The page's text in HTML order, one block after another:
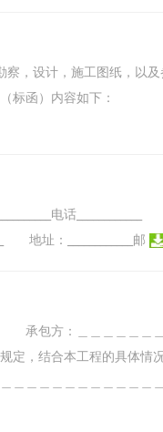
察，设计，施工图纸，以
标函）内容如下：
电话
地址：____________邮
包方：＿＿＿＿＿＿＿
，结合本工程的具体情
＿＿＿＿＿＿＿＿＿＿